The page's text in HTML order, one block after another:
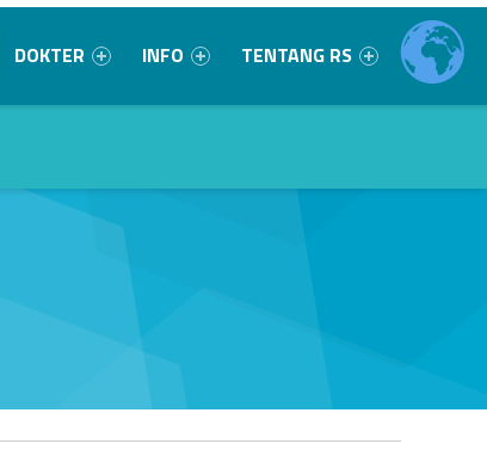
DOKTER INFO TENTANG RS